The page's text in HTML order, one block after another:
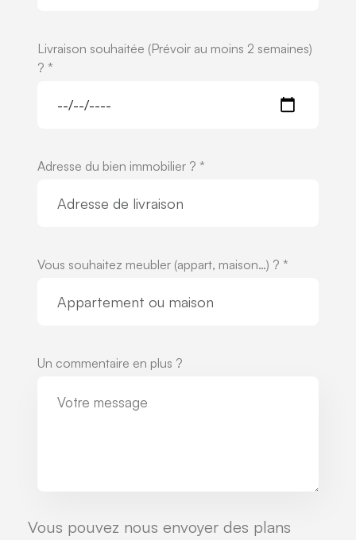
Livraison souhaitée (Prévoir au moins 2 semaines)
? *
Adresse du bien immobilier ? *
Vous souhaitez meubler (appart, maison…) ? *
Un commentaire en plus ?
Vous pouvez nous envoyer des plans